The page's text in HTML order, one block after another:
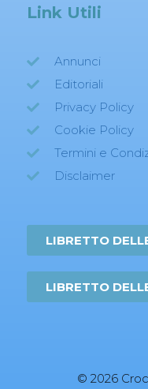
Link Utili
Annunci
Editoriali
Privacy Policy
Cookie Policy
Termini e
Disclaimer
LIBRETTO
LIBRETTO
© 2026